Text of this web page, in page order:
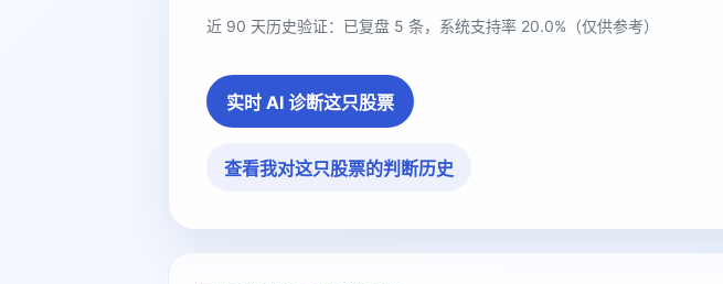
近 90 天历史验证：已复盘 5 条，系统支持率 20.0%（仅供参考）
实时 AI 诊断这只股票
查看我对这只股票的判断历史